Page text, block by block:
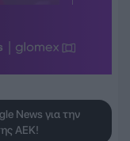
News για την
ΑΕΚ!